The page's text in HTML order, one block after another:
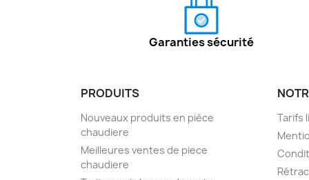
Garanties sécurité
PRODUITS
Nouveaux produits en pièce
chaudiere
Meilleures ventes de piece
chaudiere
Tarifs